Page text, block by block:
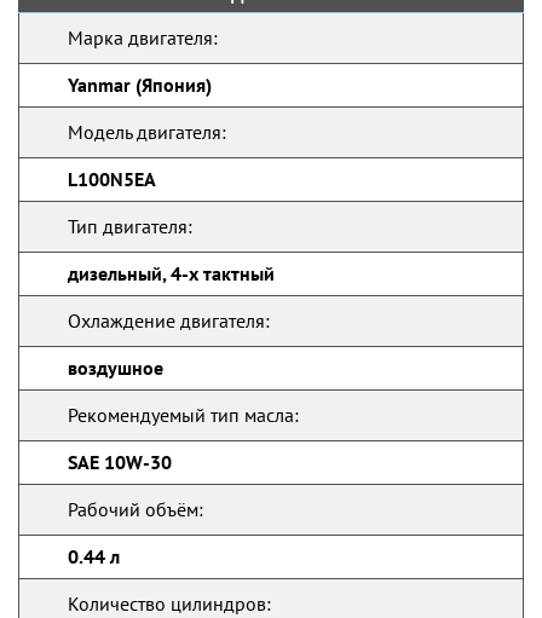
Марка двигателя:
Yanmar (Япония)
Модель двигателя:
L100N5EA
Тип двигателя:
дизельный, 4-х тактный
Охлаждение двигателя:
воздушное
Рекомендуемый тип масла:
SAE 10W-30
Рабочий объём:
0.44 л
Количество цилиндров: